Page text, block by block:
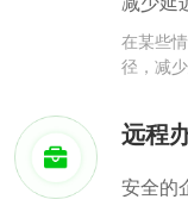
在某些
径，减
远程
安全的